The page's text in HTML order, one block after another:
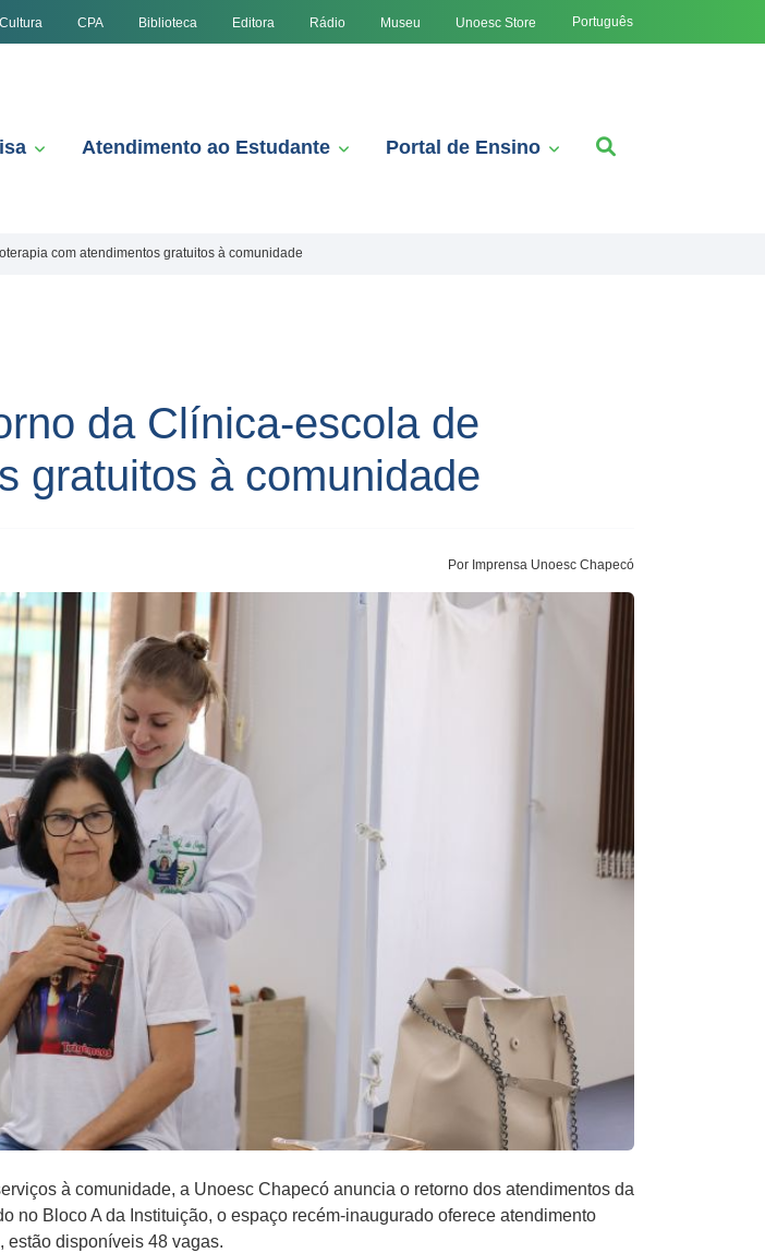
Cultura CPA Biblioteca Editora Rádio Museu Unoesc Store Português
Atendimento ao Estudante Portal de Ensino
com atendimentos gratuitos à comunidade
da Clínica-escola de
gratuitos à comunidade
Por Imprensa Unoesc Chapecó
à comunidade, a Unoesc Chapecó anuncia o retorno dos atendimentos da
Bloco A da Instituição, o espaço recém-inaugurado oferece atendimento
estão disponíveis 48 vagas.